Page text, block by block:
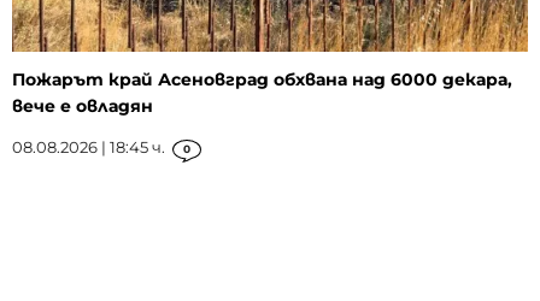
Пожарът край Асеновград обхвана над 6000 декара,
вече е овладян
08.08.2026 | 18:45 ч. 0